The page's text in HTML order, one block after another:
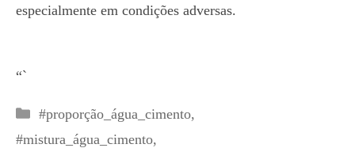
especialmente em condições adversas.
“`
Categorias
#proporção_água_cimento,
#mistura_água_cimento,